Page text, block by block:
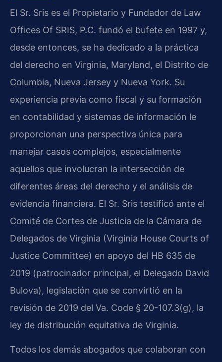
El Sr. Sris es el Propietario y Fundador de Law
Offices Of SRIS, P.C. fundó el bufete en 1997 y,
desde entonces, se ha dedicado a la práctica
del derecho en Virginia, Maryland, el Distrito de
Columbia, Nueva Jersey y Nueva York. Su
experiencia previa como fiscal y su formación
en contabilidad y sistemas de información le
proporcionan una perspectiva única para
manejar casos complejos, especialmente
aquellos que involucran la intersección de
diferentes áreas del derecho y el análisis de
evidencia financiera. El Sr. Sris testificó ante el
Comité de Cortes de Justicia de la Cámara de
Delegados de Virginia (Virginia House Courts of
Justice Committee) en apoyo del HB 635 de
2019 (patrocinador principal, el Delegado David
Bulova), legislación que se convirtió en la
revisión de 2019 del Va. Code § 20-107.3(g), la
ley de distribución equitativa de Virginia.
Todos los demás abogados que colaboran con